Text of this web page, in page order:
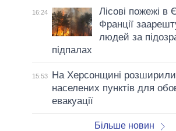
16:24
Лісові пожежі в
Франції
людей за
підпалах
15:53
На Херсонщині розширили
населених пунктів для
евакуації
Більше новин